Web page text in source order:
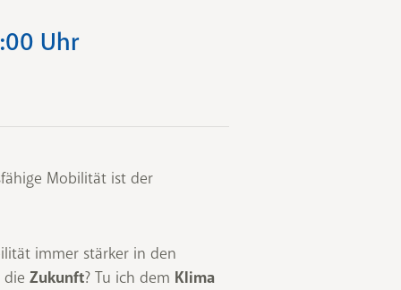
Uhr
Mobilität ist der
immer stärker in den
die Zukunft? Tu ich dem Klima